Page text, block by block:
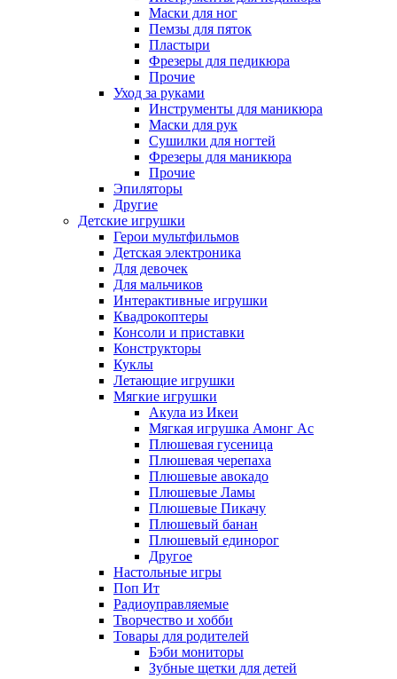
Маски для ног
Пемзы для пяток
Пластыри
Фрезеры для педикюра
Прочие
Уход за руками
Инструменты для маникюра
Маски для рук
Сушилки для ногтей
Фрезеры для маникюра
Прочие
Эпиляторы
Другие
Детские игрушки
Герои мультфильмов
Детская электроника
Для девочек
Для мальчиков
Интерактивные игрушки
Квадрокоптеры
Консоли и приставки
Конструкторы
Куклы
Летающие игрушки
Мягкие игрушки
Акула из Икеи
Мягкая игрушка Амонг Ас
Плюшевая гусеница
Плюшевая черепаха
Плюшевые авокадо
Плюшевые Ламы
Плюшевые Пикачу
Плюшевый банан
Плюшевый единорог
Другое
Настольные игры
Поп Ит
Радиоуправляемые
Творчество и хобби
Товары для родителей
Бэби мониторы
Зубные щетки для детей